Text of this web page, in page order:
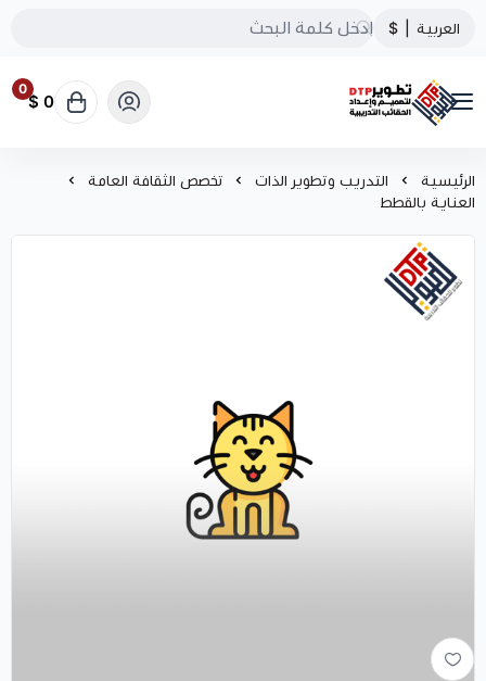
العربية $
تطوير الحقائب التدريبية
0
0 $
الرئيسية التدريب وتطوير الذات
تخصص الثقافة العامة
العناية بالقطط